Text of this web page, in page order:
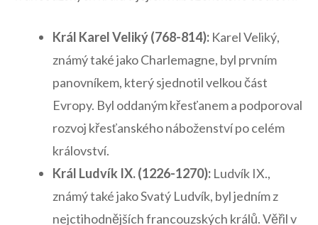
Král Karel Veliký (768-814): Karel Veliký,
známý také jako Charlemagne, ‌byl prvním
panovníkem, který sjednotil velkou část
Evropy.​ Byl oddaným křesťanem a podporoval
rozvoj křesťanského náboženství po ​celém
království.
Král Ludvík IX. (1226-1270): Ludvík IX.,
známý také jako Svatý Ludvík, byl jedním⁣ z
nejctihodnějších ​francouzských králů. Věřil v